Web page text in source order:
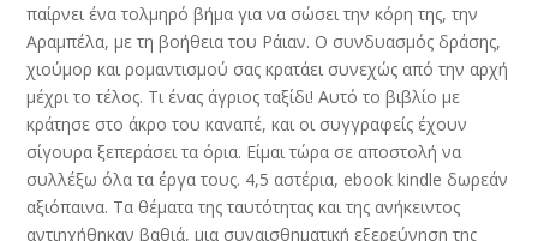
παίρνει ένα τολμηρό βήμα για να σώσει την κόρη της, την
Αραμπέλα, με τη βοήθεια του Ράιαν. Ο συνδυασμός δράσης,
χιούμορ και ρομαντισμού σας κρατάει συνεχώς από την αρχή
μέχρι το τέλος. Τι ένας άγριος ταξίδι! Αυτό το βιβλίο με
κράτησε στο άκρο του καναπέ, και οι συγγραφείς έχουν
σίγουρα ξεπεράσει τα όρια. Είμαι τώρα σε αποστολή να
συλλέξω όλα τα έργα τους. 4,5 αστέρια, ebook kindle δωρεάν
αξιόπαινα. Τα θέματα της ταυτότητας και της ανήκειντος
αντιηχήθηκαν βαθιά, μια συναισθηματική εξερεύνηση της